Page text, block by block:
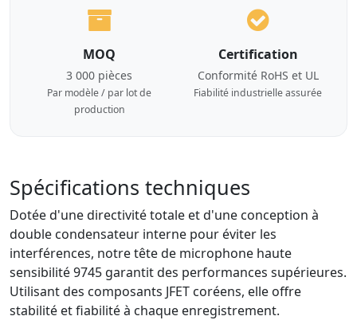
MOQ
3 000 pièces
Par modèle / par lot de
production
Certification
Conformité RoHS et UL
Fiabilité industrielle assurée
Spécifications techniques
Dotée d'une directivité totale et d'une conception à
double condensateur interne pour éviter les
interférences, notre tête de microphone haute
sensibilité 9745 garantit des performances supérieures.
Utilisant des composants JFET coréens, elle offre
stabilité et fiabilité à chaque enregistrement.